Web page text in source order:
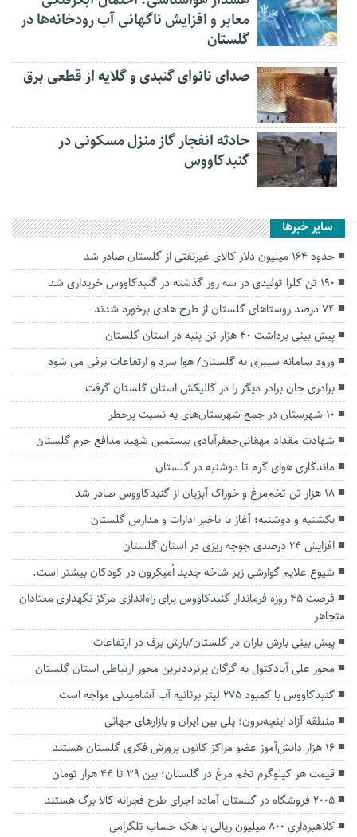
معابر و افزایش ناگهانی آب رودخانه‌ها در
گلستان
صدای نانوای گنبدی و گلایه از قطعی برق
حادثه انفجار گاز منزل مسکونی در
گنبدکاووس
سایر خبرها
حدود ۱۶۴ میلیون دلار کالای غیرنفتی از گلستان صادر شد
۱۹۰ تن کلزا تولیدی در سه روز گذشته در گنبدکاووس خریداری شد
۷۴ درصد روستاهای گلستان از طرح هادی برخورد شدند
پیش بینی برداشت ۴۰ هزار تن پنبه در استان گلستان
ورود سامانه سیبری به گلستان/ هوا سرد و ارتفاعات برفی می شود
برادری جان برادر دیگر را در گالیکش استان گلستان گرفت
۱۰ شهرستان در جمع شهرستان‌های به نسبت پرخطر
شهادت مقداد مهقانی‌جعفرآبادی بیستمین شهید مدافع حرم گلستان
ماندگاری هوای گرم تا دوشنبه در گلستان
۱۸ هزار تن تخم‌مرغ و خوراک آبزیان از گنبدکاووس صادر شد
یکشنبه و دوشنبه؛ آغاز با تاخیر ادارات و مدارس گلستان
افزایش ۲۴ درصدی جوجه ریزی در استان گلستان
شیوع علایم گوارشی زیر شاخه جدید اُمیکرون در کودکان بیشتر است.
فرصت ۴۵ روزه فرماندار گنبدکاووس برای راه‌اندازی مرکز نگهداری معتادان
متجاهر
پیش بینی بارش باران در گلستان/بارش برف در ارتفاعات
محور علی آبادکتول به گرگان پرترددترین محور ارتباطی استان گلستان
گنبدکاووس با کمبود ۲۷۵ لیتر برثانیه آب آشامیدنی مواجه است
منطقه آزاد اینچه‌برون؛ پلی بین ایران و بازارهای جهانی
۱۶ هزار دانش‌آموز عضو مراکز کانون پرورش فکری گلستان هستند
قیمت هر کیلوگرم تخم مرغ در گلستان؛ بین ۳۹ تا ۴۴ هزار تومان
۲۰۰۵ فروشگاه در گلستان آماده اجرای طرح فجرانه کالا برگ هستند
کلاهبرداری ۸۰۰ میلیون ریالی با هک حساب تلگرامی